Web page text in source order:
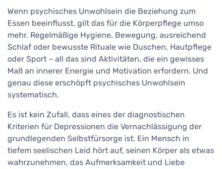
Wenn psychisches Unwohlsein die Beziehung zum
Essen beeinflusst, gilt das für die Körperpflege umso
mehr. Regelmäßige Hygiene, Bewegung, ausreichend
Schlaf oder bewusste Rituale wie Duschen, Hautpflege
oder Sport – all das sind Aktivitäten, die ein gewisses
Maß an innerer Energie und Motivation erfordern. Und
genau diese erschöpft psychisches Unwohlsein
systematisch.
Es ist kein Zufall, dass eines der diagnostischen
Kriterien für Depressionen die Vernachlässigung der
grundlegenden Selbstfürsorge ist. Ein Mensch in
tiefem seelischen Leid hört auf, seinen Körper als etwas
wahrzunehmen, das Aufmerksamkeit und Liebe